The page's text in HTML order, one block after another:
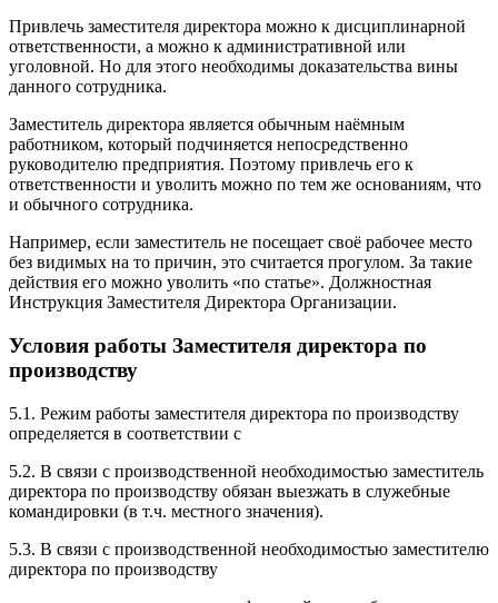
Привлечь заместителя директора можно к дисциплинарной
ответственности, а можно к административной или
уголовной. Но для этого необходимы доказательства вины
данного сотрудника.
Заместитель директора является обычным наёмным
работником, который подчиняется непосредственно
руководителю предприятия. Поэтому привлечь его к
ответственности и уволить можно по тем же основаниям, что
и обычного сотрудника.
Например, если заместитель не посещает своё рабочее место
без видимых на то причин, это считается прогулом. За такие
действия его можно уволить «по статье». Должностная
Инструкция Заместителя Директора Организации.
Условия работы Заместителя директора по
производству
5.1. Режим работы заместителя директора по производству
определяется в соответствии с
5.2. В связи с производственной необходимостью заместитель
директора по производству обязан выезжать в служебные
командировки (в т.ч. местного значения).
5.3. В связи с производственной необходимостью заместителю
директора по производству